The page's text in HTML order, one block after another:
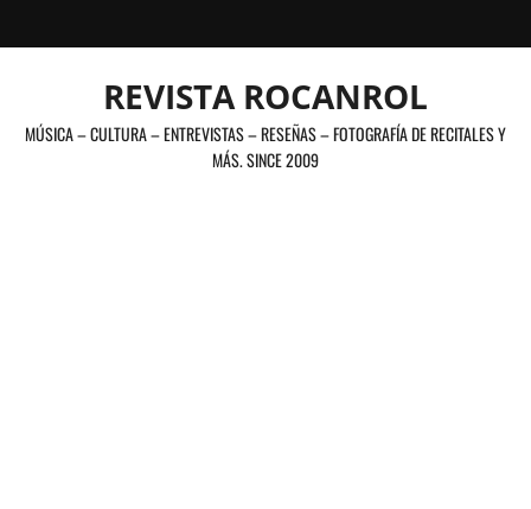
al
REVISTA ROCANROL
MÚSICA – CULTURA – ENTREVISTAS – RESEÑAS – FOTOGRAFÍA DE RECITALES Y
MÁS. SINCE 2009